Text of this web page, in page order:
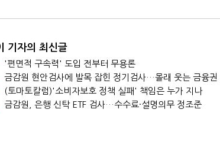
기자의 최신글
'편면적 구속력' 도입 전부터 무용론
금감원 현안검사에 발목 잡힌 정기검사…몰래 웃는 금융권
(토마토칼럼)'소비자보호 정책 실패' 책임은 누가 지나
금감원, 은행 신탁 ETF 검사…수수료·설명의무 정조준